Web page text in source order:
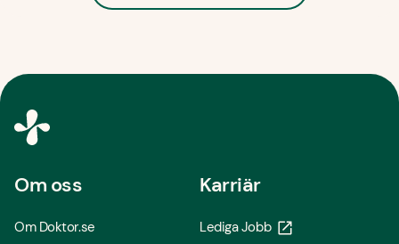
Om oss
Om Doktor.se
Karriär
Lediga Jobb